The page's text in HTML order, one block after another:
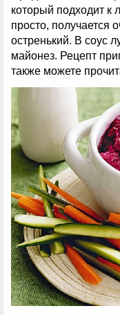
который подходит к
просто, получается
остренький. В соус
майонез. Рецепт
также можете